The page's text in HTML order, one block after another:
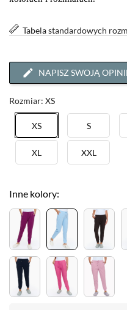
Tabela standardowych
NAPISZ SWOJĄ
Rozmiar: XS
XS S
XL XXL
Inne kolory: